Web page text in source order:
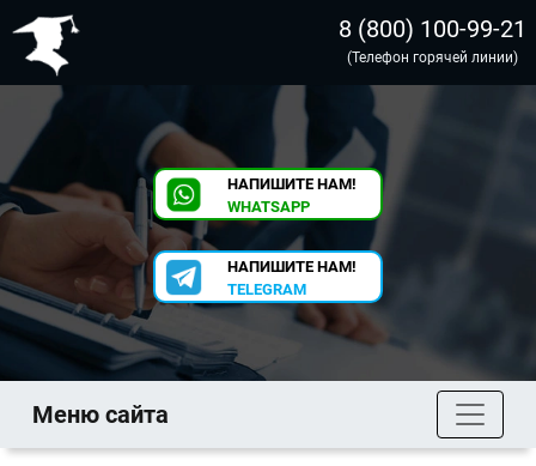
8 (800) 100-99-21
(Телефон горячей линии)
НАПИШИТЕ НАМ!
WHATSAPP
НАПИШИТЕ НАМ!
TELEGRAM
Меню сайта